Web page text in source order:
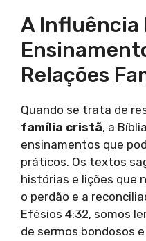
A Influência
Relações
Quando se trata de
família cristã, a
ensinamentos que
práticos. Os textos
histórias e lições que
o perdão e a
Efésios 4:32, somos
de sermos bondosos